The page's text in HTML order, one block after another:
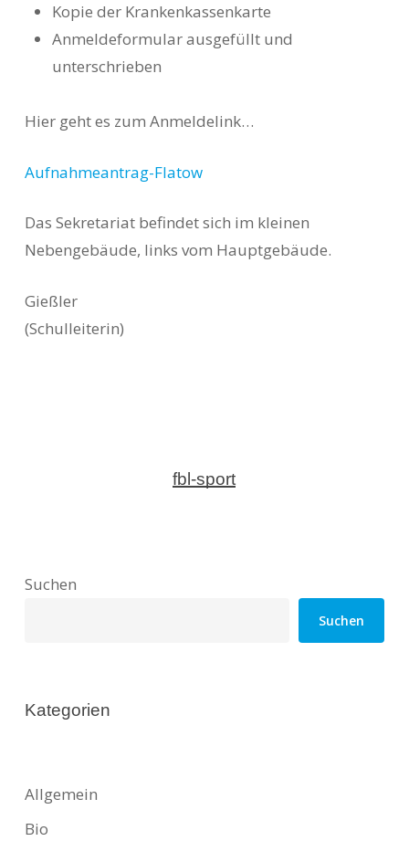
Kopie der Krankenkassenkarte
Anmeldeformular ausgefüllt und
unterschrieben
Hier geht es zum Anmeldelink…
Aufnahmeantrag-Flatow
Das Sekretariat befindet sich im kleinen
Nebengebäude, links vom Hauptgebäude.
Gießler
(Schulleiterin)
fbl-sport
Suchen
Suchen
Kategorien
Allgemein
Bio